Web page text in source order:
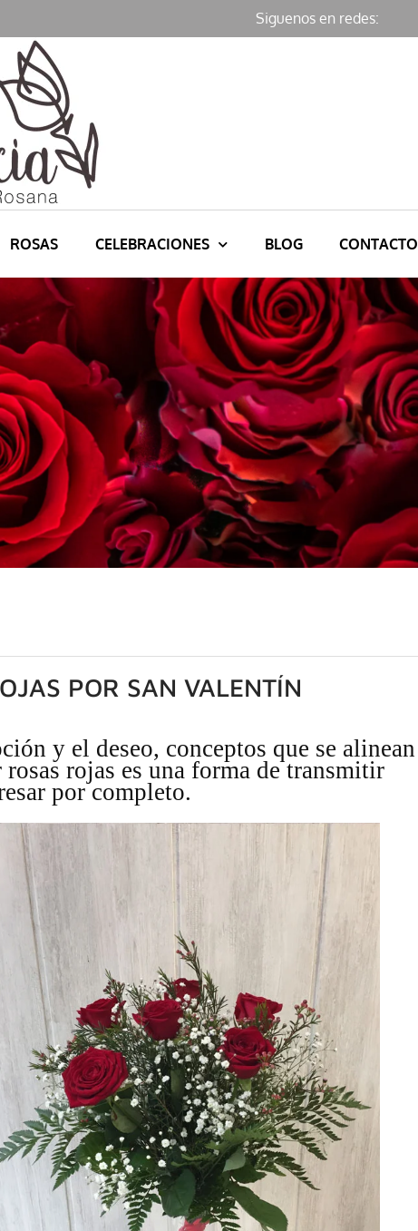
Siguenos en redes:
ROSAS CELEBRACIONES BLOG CONTACTO
POR SAN VALENTÍN
y el deseo, conceptos que se alinean
rojas es una forma de transmitir
por completo.